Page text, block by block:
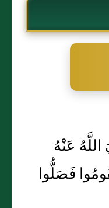
عَنْهُ
فَصَلُّوا